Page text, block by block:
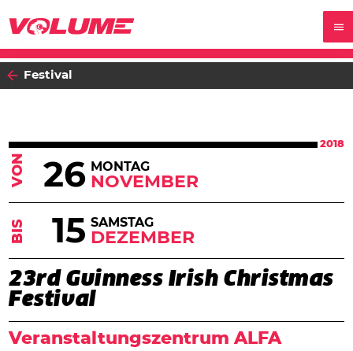
Festival
2018
VON 26 MONTAG
NOVEMBER
BIS 15 SAMSTAG
DEZEMBER
23rd Guinness Irish Christmas
Festival
Veranstaltungszentrum ALFA